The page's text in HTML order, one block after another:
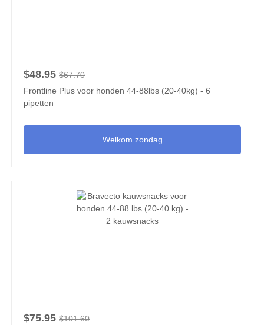
$48.95 $67.70
Frontline Plus voor honden 44-88lbs (20-40kg) - 6
pipetten
Welkom zondag
$75.95 $101.60